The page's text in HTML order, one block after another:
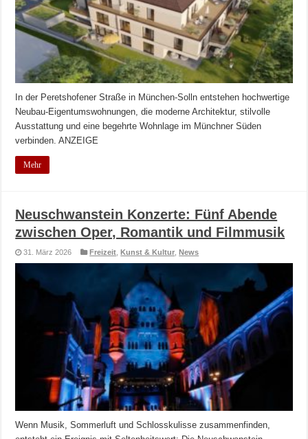
In der Peretshofener Straße in München-Solln entstehen hochwertige
Neubau-Eigentumswohnungen, die moderne Architektur, stilvolle
Ausstattung und eine begehrte Wohnlage im Münchner Süden
verbinden. ANZEIGE
Mehr
Neuschwanstein Konzerte: Fünf Abende
zwischen Oper, Romantik und Filmmusik
31. März 2026 Freizeit Kunst & Kultur News
Wenn Musik, Sommerluft und Schlosskulisse zusammenfinden,